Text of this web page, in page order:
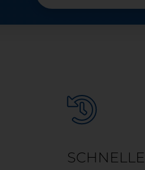
SCHNELLE